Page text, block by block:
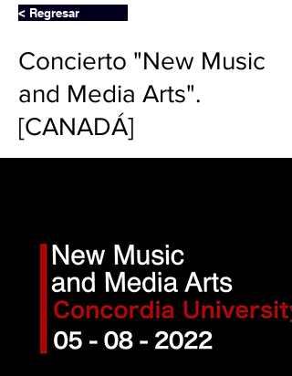
< Regresar
Concierto "New Music
and Media Arts".
[CANADÁ]